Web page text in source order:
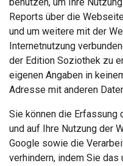
Reports über die
und um weitere mit der
Internetnutzung
der Edition Soziothek zu
eigenen Angaben in
Adresse mit anderen
Sie können die Erfassung
und auf Ihre Nutzung der
Google sowie die
verhindern, indem Sie das